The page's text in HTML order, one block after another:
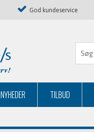
God kundeservice
NYHEDER TILBUD